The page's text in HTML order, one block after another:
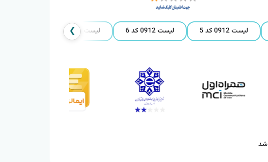
لیست 0912 کد 5 لیست 0912 کد 6 لیست 0912 کد 7 ❯